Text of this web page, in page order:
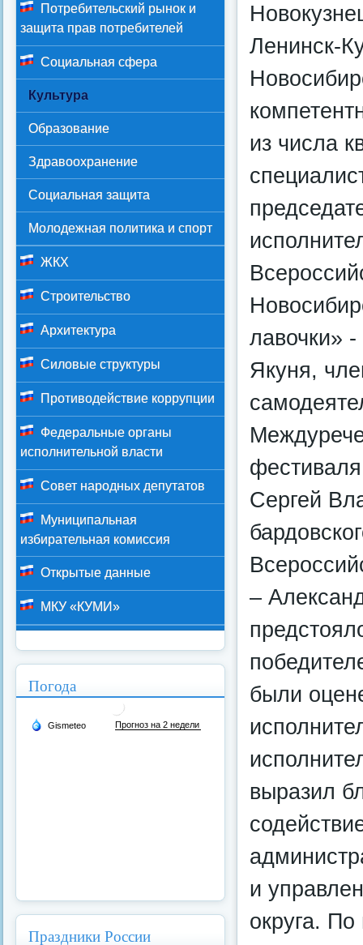
Ленинск-
из числа
лавочки»
Якуня,
Сергей
–
были
выразил
и
округа.
Потребительский рынок и
защита прав потребителей
Социальная сфера
Культура
Образование
Здравоохранение
Социальная защита
Молодежная политика и спорт
ЖКХ
Строительство
Архитектура
Силовые структуры
Противодействие коррупции
Федеральные органы
исполнительной власти
Совет народных депутатов
Муниципальная
избирательная комиссия
Открытые данные
МКУ «КУМИ»
Погода
Праздники России